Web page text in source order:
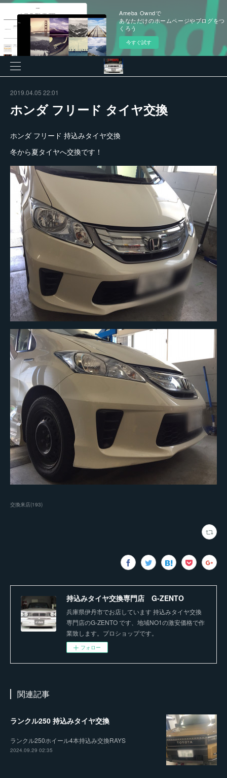
Ameba Owndで
あなただけのホームページやブログをつ
くろう
今すぐ試す
2019.04.05 22:01
ホンダ フリード タイヤ交換
ホンダ フリード 持込みタイヤ交換
冬から夏タイヤへ交換です！
交換来店(193)
持込みタイヤ交換専門店 G-ZENTO
兵庫県伊丹市でお店しています 持込みタイヤ交換
専門店のG-ZENTO です、地域NO1の激安価格で作
業致します。プロショップです。
フォロー
関連記事
ランクル250 持込みタイヤ交換
ランクル250ホイール4本持込み交換RAYS
2024.09.29 02:35